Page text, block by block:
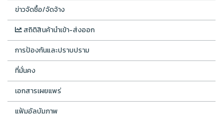
ข่าวจัดซื้อ/จัดจ้าง
สถิติสินค้านำเข้า-ส่งออก
การป้องกันและปราบปราม
ที่มั่นคง
เอกสารเผยแพร่
แฟ้มอัลบัมภาพ